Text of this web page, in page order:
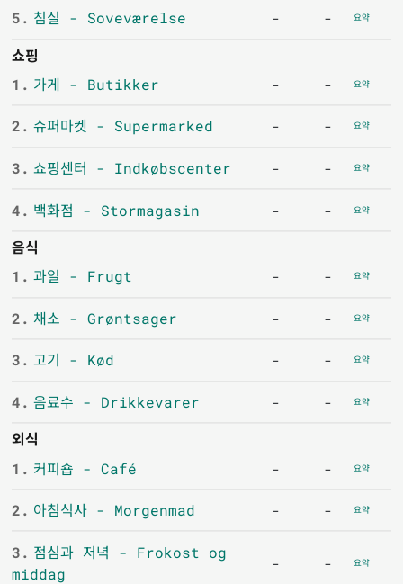
5. 침실 - Soveværelse - - 요약
쇼핑
1. 가게 - Butikker - - 요약
2. 슈퍼마켓 - Supermarked - - 요약
3. 쇼핑센터 - Indkøbscenter - - 요약
4. 백화점 - Stormagasin - - 요약
음식
1. 과일 - Frugt - - 요약
2. 채소 - Grøntsager - - 요약
3. 고기 - Kød - - 요약
4. 음료수 - Drikkevarer - - 요약
외식
1. 커피숍 - Café - - 요약
2. 아침식사 - Morgenmad - - 요약
3. 점심과 저녁 - Frokost og
middag
- - 요약